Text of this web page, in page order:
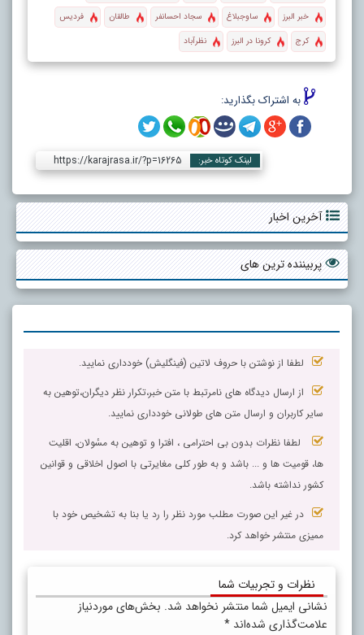
خبر البرز
ساوجبلاغ سجاد احسانفر طالقان
فردیس
کرج
کرونا در البرز نظرآباد
به اشتراک بگذارید:
لینک کوتاه خبر: https://karajrasa.ir/?p=16265
آخرین اخبار
پربیننده ترین های
لطفا از نوشتن با حروف لاتین (فینگلیش) خودداری نمایید.
از ارسال دیدگاه های نامرتبط با متن خبر،تکرار نظر دیگران،توهین به
سایر کاربران و ارسال متن های طولانی خودداری نمایید.
لطفا نظرات بدون بی احترامی ، افترا و توهین به مسٔولان، اقلیت
ها، قومیت ها و ... باشد و به طور کلی مغایرتی با اصول اخلاقی و قوانین
کشور نداشته باشد.
در غیر این صورت مطلب مورد نظر را رد یا بنا به تشخیص خود با
ممیزی منتشر خواهد کرد.
نظرات و تجربیات شما
نشانی ایمیل شما منتشر نخواهد شد. بخش‌های موردنیاز
علامت‌گذاری شده‌اند *